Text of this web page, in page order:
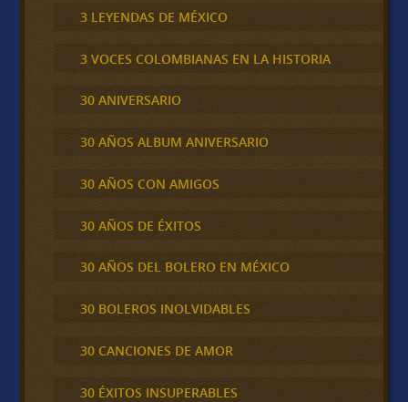
3 LEYENDAS DE MÉXICO
3 VOCES COLOMBIANAS EN LA HISTORIA
30 ANIVERSARIO
30 AÑOS ALBUM ANIVERSARIO
30 AÑOS CON AMIGOS
30 AÑOS DE ÉXITOS
30 AÑOS DEL BOLERO EN MÉXICO
30 BOLEROS INOLVIDABLES
30 CANCIONES DE AMOR
30 ÉXITOS INSUPERABLES